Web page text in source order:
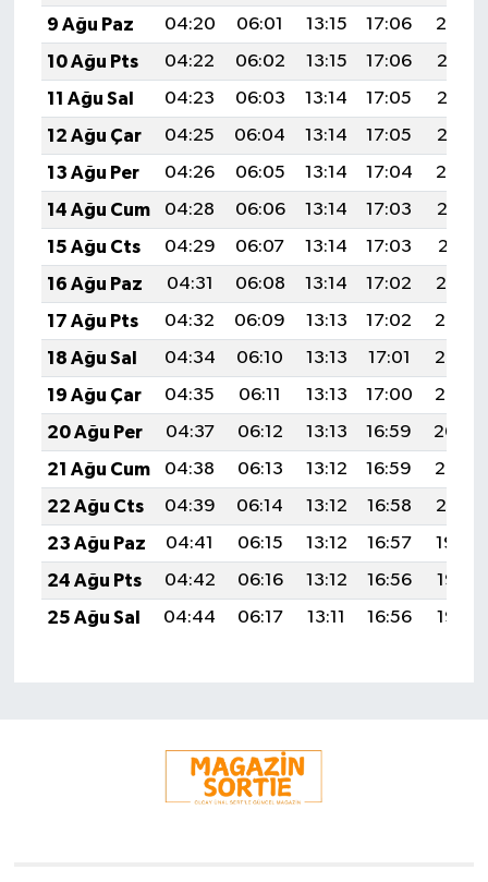
9 Ağu Paz
04:20 06:01 13:15 17:06
20:19
10 Ağu Pts
04:22 06:02 13:15 17:06
20:18
11 Ağu Sal
04:23 06:03 13:14 17:05
20:16
12 Ağu Çar
04:25 06:04 13:14 17:05
20:15
13 Ağu Per
04:26 06:05 13:14 17:04
20:14
14 Ağu Cum
04:28 06:06 13:14 17:03
20:12
15 Ağu Cts
04:29 06:07 13:14 17:03
20:11
16 Ağu Paz
04:31 06:08 13:14 17:02
20:10
17 Ağu Pts
04:32 06:09 13:13 17:02
20:08
18 Ağu Sal
04:34 06:10 13:13 17:01
20:07
19 Ağu Çar
04:35 06:11 13:13 17:00
20:05
20 Ağu Per
04:37 06:12 13:13 16:59
20:04
21 Ağu Cum
04:38 06:13 13:12 16:59
20:02
22 Ağu Cts
04:39 06:14 13:12 16:58
20:01
23 Ağu Paz
04:41 06:15 13:12 16:57
19:59
24 Ağu Pts
04:42 06:16 13:12 16:56
19:58
25 Ağu Sal
04:44 06:17 13:11 16:56 19:56